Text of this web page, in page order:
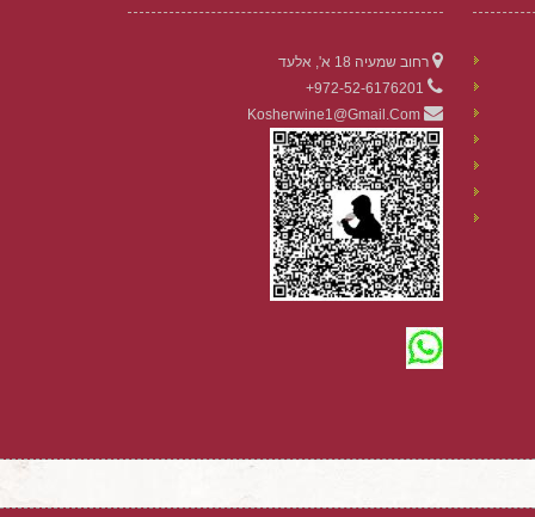
רחוב שמעיה 18 א', אלעד
972-52-6176201+
Kosherwine1@gmail.com